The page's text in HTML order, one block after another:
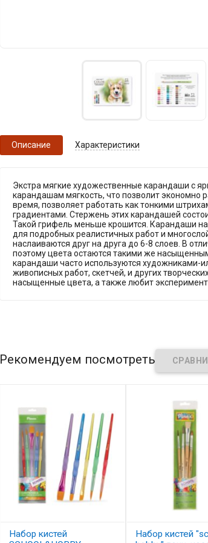
Описание Характеристики
Экстра мягкие художественные карандаши с
карандашам мягкость, что позволит экономно
время, позволяет работать как тонкими
градиентами. Стержень этих карандашей
Такой грифель меньше крошится. Карандаши
для подробных реалистичных работ и
наслаиваются друг на друга до 6-8 слоев. В
поэтому цвета остаются такими же
карандаши часто используются художниками-
живописных работ, скетчей, и других
насыщенные цвета, а также любит
Рекомендуем посмотреть
Набор кистей
Набор кистей